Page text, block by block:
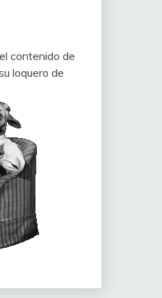
contenido de
loquero de